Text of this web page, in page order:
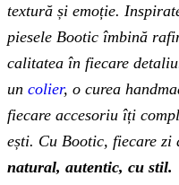
textură și emoție.
piesele Bootic îmbină
calitatea în fiecare
un colier, o curea
fiecare accesoriu îți
ești. Cu Bootic, fiecare zi
natural, autentic, cu stil.